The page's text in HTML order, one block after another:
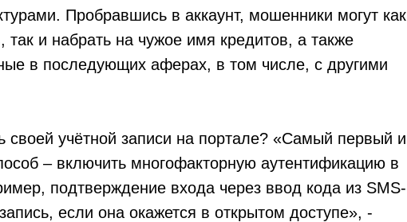
Пробравшись в аккаунт, мошенники могут как
так и набрать на чужое имя кредитов, а также
в последующих аферах, в том числе, с другими
своей учётной записи на портале? «Самый первый и
– включить многофакторную аутентификацию в
подтверждение входа через ввод кода из SMS-
если она окажется в открытом доступе», -